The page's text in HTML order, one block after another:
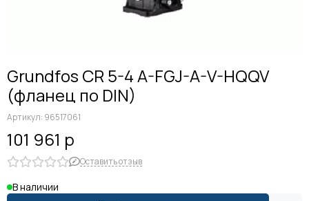
Grundfos CR 5-4 A-FGJ-A-V-HQQV
(фланец по DIN)
Артикул: 96517061
101 961 р
Оставить отзыв
В наличии